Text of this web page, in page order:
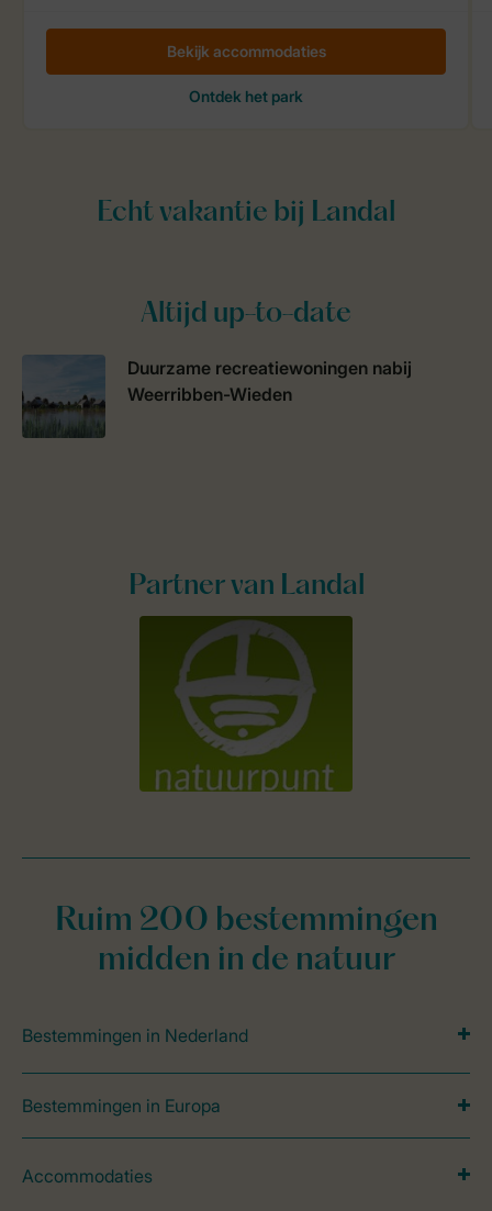
Altijd up-to-date
Duurzame recreatiewoningen nabij
Weerribben-Wieden
Partner van Landal
Ruim 200 bestemmingen
midden in de natuur
Bestemmingen in Nederland
Bestemmingen in Europa
Accommodaties